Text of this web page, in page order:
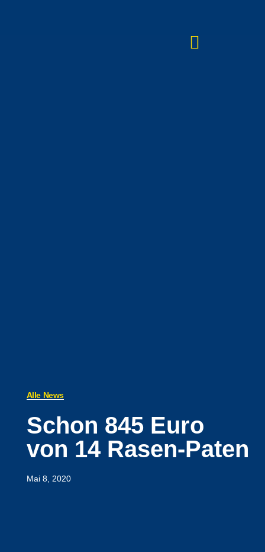
Alle News
Schon 845 Euro
von 14 Rasen-Paten
Mai 8, 2020